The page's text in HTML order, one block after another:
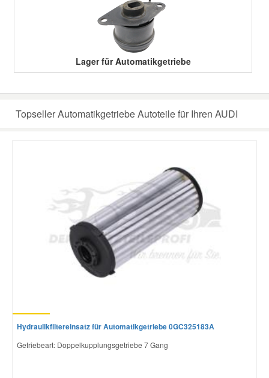
Lager für Automatikgetriebe
Topseller Automatikgetriebe Autoteile für Ihren AUDI
Hydraulikfiltereinsatz für Automatikgetriebe 0GC325183A
Getriebeart: Doppelkupplungsgetriebe 7 Gang